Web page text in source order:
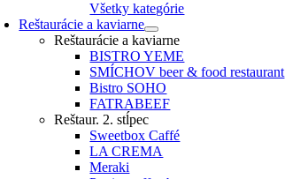
Všetky kategórie
Reštaurácie a kaviarne
Reštaurácie a kaviarne
BISTRO YEME
SMÍCHOV beer & food restaurant
Bistro SOHO
FATRABEEF
Reštaur. 2. stĺpec
Sweetbox Caffé
LA CREMA
Meraki